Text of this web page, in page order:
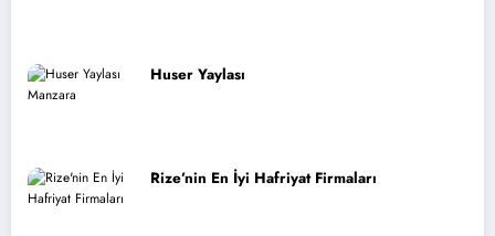
Huser Yaylası
Rize’nin En İyi Hafriyat Firmaları